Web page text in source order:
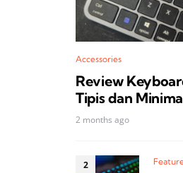
Accessories
Review
Tipis dan
2 months ago